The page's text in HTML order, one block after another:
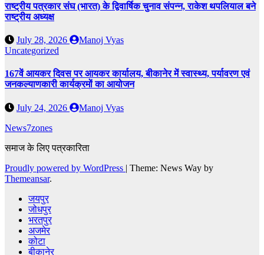
राष्ट्रीय पत्रकार संघ (भारत) के द्विवार्षिक चुनाव संपन्न, राकेश थपलियाल बने
राष्ट्रीय अध्यक्ष
July 28, 2026
Manoj Vyas
Uncategorized
167वें आयकर दिवस पर आयकर कार्यालय, बीकानेर में स्वास्थ्य, पर्यावरण एवं
जनकल्याणकारी कार्यक्रमों का आयोजन
July 24, 2026
Manoj Vyas
News7zones
समाज के लिए पत्रकारिता
Proudly powered by WordPress | Theme: News Way by
Themeansar.
जयपुर
जोधपुर
भरतपुर
अजमेर
कोटा
बीकानेर